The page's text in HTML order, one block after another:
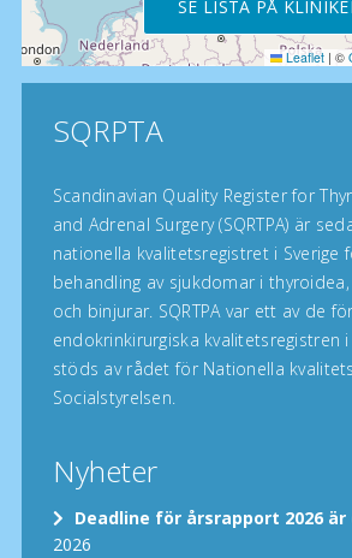
Leaflet | ©
SE LISTA PÅ
SQRPTA
Scandinavian Quality Register for
and Adrenal Surgery (SQRTPA) är
nationella kvalitetsregistret i Sverige
behandling av sjukdomar i
och binjurar. SQRTPA var ett av de
endokrinkirurgiska kvalitetsregistren i
stöds av rådet för Nationella
Socialstyrelsen.
Nyheter
Deadline för årsrapport 2026 är
2026